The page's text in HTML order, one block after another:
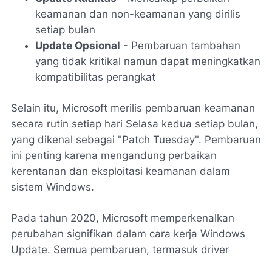
keamanan dan non-keamanan yang dirilis
setiap bulan
Update Opsional - Pembaruan tambahan
yang tidak kritikal namun dapat meningkatkan
kompatibilitas perangkat
Selain itu, Microsoft merilis pembaruan keamanan
secara rutin setiap hari Selasa kedua setiap bulan,
yang dikenal sebagai "Patch Tuesday". Pembaruan
ini penting karena mengandung perbaikan
kerentanan dan eksploitasi keamanan dalam
sistem Windows.
Pada tahun 2020, Microsoft memperkenalkan
perubahan signifikan dalam cara kerja Windows
Update. Semua pembaruan, termasuk driver